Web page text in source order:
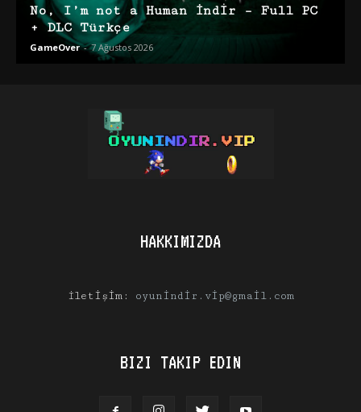
No, I’m not a Human İndir – Full PC
+ DLC Türkçe
GameOver - 7 Ağustos 2026
HAKKIMIZDA
İletişim: oyunindir.vip@gmail.com
BIZI TAKIP EDIN